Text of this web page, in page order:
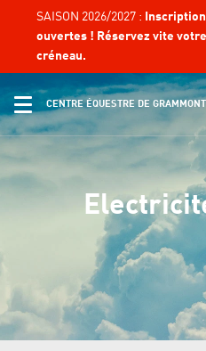
SAISON 2026/2027 :
ouvertes ! Réservez vite votre
créneau.
CENTRE ÉQUESTRE DE GRAMMONT